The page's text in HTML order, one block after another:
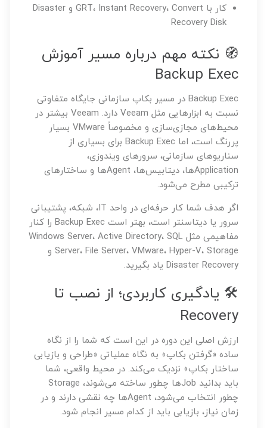
کار با GRT، Instant Recovery، Convert و Disaster
Recovery Disk
🧭 نکته مهم درباره مسیر آموزش
Backup Exec
Backup Exec در مسیر بکاپ سازمانی جایگاه متفاوتی
نسبت به ابزارهایی مثل Veeam دارد. Veeam بیشتر در
محیط‌های مجازی‌سازی و مخصوصاً VMware بسیار
پررنگ است، اما Backup Exec برای بسیاری از
سناریوهای سازمانی، سرورهای ویندوزی،
Applicationها، دیتابیس‌ها، Agentها و ساختارهای
ترکیبی مطرح می‌شود.
اگر هدف شما کار حرفه‌ای در واحد IT، شبکه، پشتیبانی
سرور یا دیتاسنتر است، بهتر است Backup Exec را کنار
مفاهیمی مثل Windows Server، Active Directory، SQL
Server، File Server، VMware، Hyper-V، Storage و
Disaster Recovery یاد بگیرید.
🛠️ یادگیری کاربردی؛ از نصب تا
Recovery
ارزش اصلی این دوره در این است که شما را از نگاه
ساده «گرفتن بکاپ» به نگاه عملیاتی «طراحی و بازیابی
ساختار بکاپ» نزدیک می‌کند. در محیط واقعی، شما
باید بدانید Jobها چطور ساخته می‌شوند، Storage
چطور انتخاب می‌شود، Agentها چه نقشی دارند و در
زمان نیاز، بازیابی باید از کدام مسیر انجام شود.